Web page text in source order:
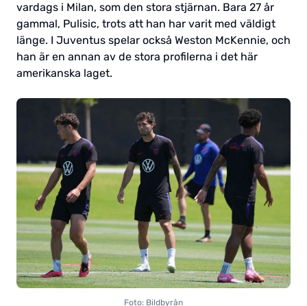
vardags i Milan, som den stora stjärnan. Bara 27 år
gammal, Pulisic, trots att han har varit med väldigt
länge. I Juventus spelar också Weston McKennie, och
han är en annan av de stora profilerna i det här
amerikanska laget.
Foto: Bildbyrån